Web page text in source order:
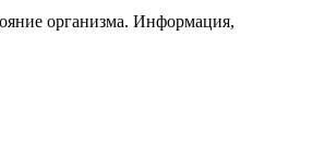
организма. Информация,